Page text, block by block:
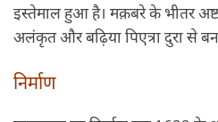
इस्तेमाल हुआ है। मक़बरे के भीतर
अलंकृत और बढ़िया पिएत्रा दुरा से
निर्माण